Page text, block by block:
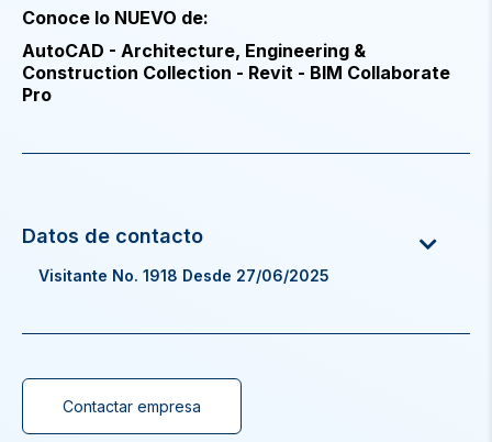
Conoce lo NUEVO de:
AutoCAD - Architecture, Engineering &
Construction Collection - Revit - BIM Collaborate
Pro
Visitante No. 1918 Desde 27/06/2025
Contactar empresa